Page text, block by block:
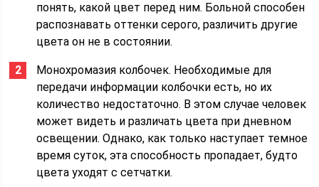
понять, какой цвет перед ним. Больной способен
распознавать оттенки серого, различить другие
цвета он не в состоянии.
Монохромазия колбочек. Необходимые для
передачи информации колбочки есть, но их
количество недостаточно. В этом случае человек
может видеть и различать цвета при дневном
освещении. Однако, как только наступает темное
время суток, эта способность пропадает, будто
цвета уходят с сетчатки.